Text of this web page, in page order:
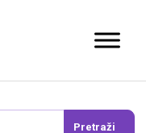
Pretraži